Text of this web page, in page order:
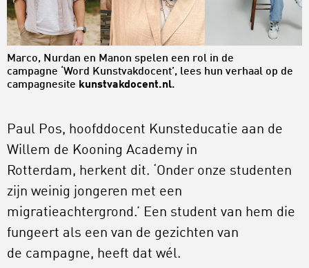
Marco, Nurdan en Manon spelen een rol in de
campagne ‘Word Kunstvakdocent’, lees hun verhaal op de
campagnesite kunstvakdocent.nl.
Paul Pos, hoofddocent Kunsteducatie aan de
Willem de Kooning Academy in
Rotterdam, herkent dit. ‘Onder onze studenten
zijn weinig jongeren met een
migratieachtergrond.’ Een student van hem die
fungeert als een van de gezichten van
de campagne, heeft dat wél.